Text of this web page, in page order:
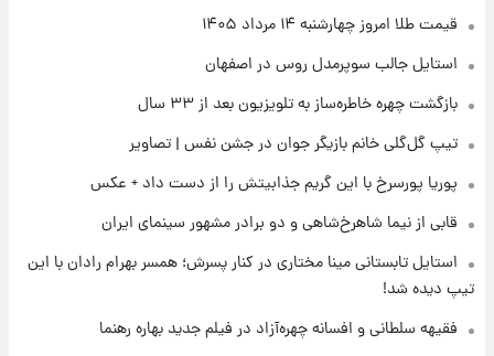
۲۲ ساعت پیش
۱۴۰۵/ نرخ‌ها ثابت ماند؟ +جدول
علی مطهری: اجرای کامل تفاهم‌نامه اسلام‌آباد،
۲۳ ساعت پیش
واکنش تند تاکر کارلسون به حمله آمریکا به
مدرسه میناب؛ «باید سیلی محکمی به صورت
۲۳ ساعت پیش
قیمت طلا امروز چهارشنبه ۱۴ مرداد ۱۴۰۵
استایل جالب سوپرمدل روس در اصفهان
بازگشت چهره خاطره‌ساز به تلویزیون بعد از ۳۳ سال
تیپ گل‌گلی خانم بازیگر جوان در جشن نفس | تصاویر
پوریا پورسرخ با این گریم جذابیتش را از دست داد + عکس
قابی از نیما شاهرخ‌شاهی و دو برادر مشهور سینمای ایران
استایل تابستانی مینا مختاری در کنار پسرش؛ همسر بهرام رادان با این
تیپ دیده شد!
فقیهه سلطانی و افسانه چهره‌آزاد در فیلم جدید بهاره رهنما